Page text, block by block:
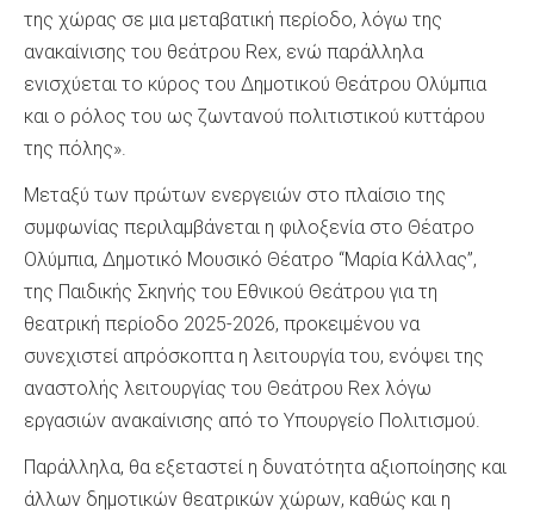
της χώρας σε μια μεταβατική περίοδο, λόγω της
ανακαίνισης του θεάτρου Rex, ενώ παράλληλα
ενισχύεται το κύρος του Δημοτικού Θεάτρου Ολύμπια
και ο ρόλος του ως ζωντανού πολιτιστικού κυττάρου
της πόλης».
Μεταξύ των πρώτων ενεργειών στο πλαίσιο της
συμφωνίας περιλαμβάνεται η φιλοξενία στο Θέατρο
Ολύμπια, Δημοτικό Μουσικό Θέατρο “Μαρία Κάλλας”,
της Παιδικής Σκηνής του Εθνικού Θεάτρου για τη
θεατρική περίοδο 2025-2026, προκειμένου να
συνεχιστεί απρόσκοπτα η λειτουργία του, ενόψει της
αναστολής λειτουργίας του Θεάτρου Rex λόγω
εργασιών ανακαίνισης από το Υπουργείο Πολιτισμού.
Παράλληλα, θα εξεταστεί η δυνατότητα αξιοποίησης και
άλλων δημοτικών θεατρικών χώρων, καθώς και η